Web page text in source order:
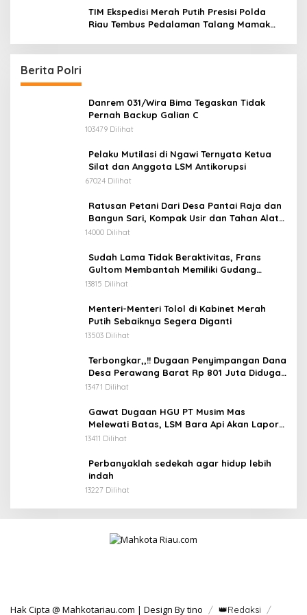
audiensi ke Badan Kesatuan Bangsa dan
Politik (Kesbangpol) Provinsi Riau
TIM Ekspedisi Merah Putih Presisi Polda
Riau Tembus Pedalaman Talang Mamak
Berita Polri
Danrem 031/Wira Bima Tegaskan Tidak
Pernah Backup Galian C
103479 Dilihat
Pelaku Mutilasi di Ngawi Ternyata Ketua
Silat dan Anggota LSM Antikorupsi
67024 Dilihat
Ratusan Petani Dari Desa Pantai Raja dan
Bangun Sari, Kompak Usir dan Tahan Alat
Berat Milik Hanafi Cs.
14000 Dilihat
Sudah Lama Tidak Beraktivitas, Frans
Gultom Membantah Memiliki Gudang
Penimbunan BBM
13815 Dilihat
Menteri-Menteri Tolol di Kabinet Merah
Putih Sebaiknya Segera Diganti
13503 Dilihat
Terbongkar,,!! Dugaan Penyimpangan Dana
Desa Perawang Barat Rp 801 Juta Diduga
Tidak Jelas Penggunaannya
13471 Dilihat
Gawat Dugaan HGU PT Musim Mas
Melewati Batas, LSM Bara Api Akan Lapor
ke APH dan Satgas PKH
13411 Dilihat
Perbanyaklah sedekah agar hidup lebih
indah
13227 Dilihat
Hak Cipta @ Mahkotariau.com | Design By tino 👑Redaksi